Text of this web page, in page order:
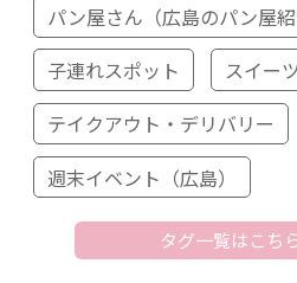
パン屋さん（広島のパン屋紹
子連れスポット
スイー
テイクアウト・デリバリー
週末イベント（広島）
タグ一覧はこち